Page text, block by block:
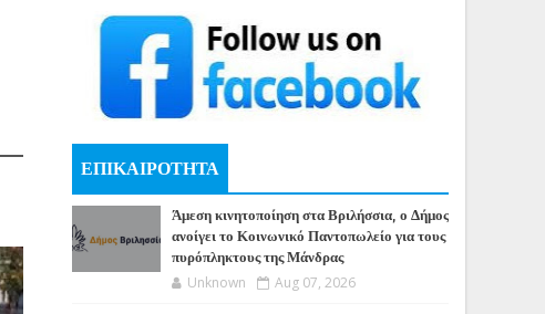
ΕΠΙΚΑΙΡΟΤΗΤΑ
Άμεση κινητοποίηση στα Βριλήσσια, ο Δήμος
ανοίγει το Κοινωνικό Παντοπωλείο για τους
πυρόπληκτους της Μάνδρας
Unknown Aug 07, 2026